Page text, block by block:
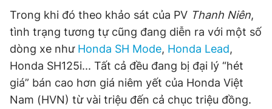
Trong khi đó theo khảo sát của PV Thanh Niên,
tình trạng tương tự cũng đang diễn ra với một số
dòng xe như Honda SH Mode, Honda Lead,
Honda SH125i... Tất cả đều đang bị đại lý “hét
giá” bán cao hơn giá niêm yết của Honda Việt
Nam (HVN) từ vài triệu đến cả chục triệu đồng.